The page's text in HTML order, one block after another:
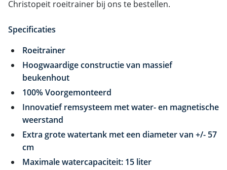
Christopeit roeitrainer bij ons te bestellen.
Specificaties
Roeitrainer
Hoogwaardige constructie van massief
beukenhout
100% Voorgemonteerd
Innovatief remsysteem met water- en magnetische
weerstand
Extra grote watertank met een diameter van +/- 57
cm
Maximale watercapaciteit: 15 liter